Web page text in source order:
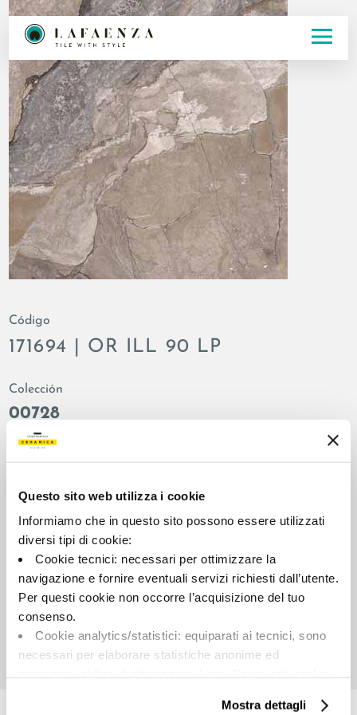
Questo sito web utilizza i cookie
Informiamo che in questo sito possono essere utilizzati
diversi tipi di cookie:
Cookie tecnici: necessari per ottimizzare la
navigazione e fornire eventuali servizi richiesti dall’utente.
Per questi cookie non occorre l’acquisizione del tuo
consenso.
Cookie analytics/statistici: equiparati ai tecnici, sono
necessari per elaborare statistiche anonime ed
Cookie di profilazione/marketing: sono utilizzati, solo
Mostra dettagli
Código
171694 | OR ILL 90 LP
Colección
00728
Color:
Marron
Fondo
Formato:
90.0x90.0
esmerillado
brillante
Destonalización:
Unidad de medida:
MQ